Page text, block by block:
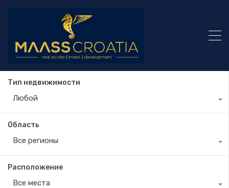
Тип недвижимости
Любой
Область
Все регионы
Расположение
Все места